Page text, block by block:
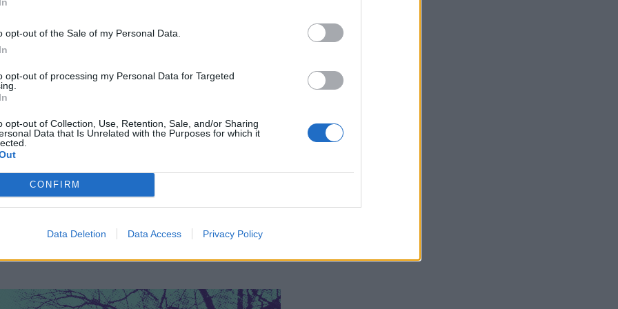
opt-out of the Sale of my Personal Data.
opt-out of processing my Personal Data for Targeted
opt-out of Collection, Use, Retention, Sale, and/or Sharing
Data that Is Unrelated with the Purposes for which it
CONFIRM
Data Deletion Data Access Privacy Policy
θανάτου ανήκει στον Βασίλι
(εκδόσεις Άγρα). Όντας δημοσιογράφος
Ανατολικό μέτωπο. Το βιβλίο του συνιστά την
οποίων η αποτρόπαια φήμη δυσκολεύοταν να
πληροφοριών που εμπεριείχαν. Ο
στη Πολωνία και αντίκρυζαν για πρώτη